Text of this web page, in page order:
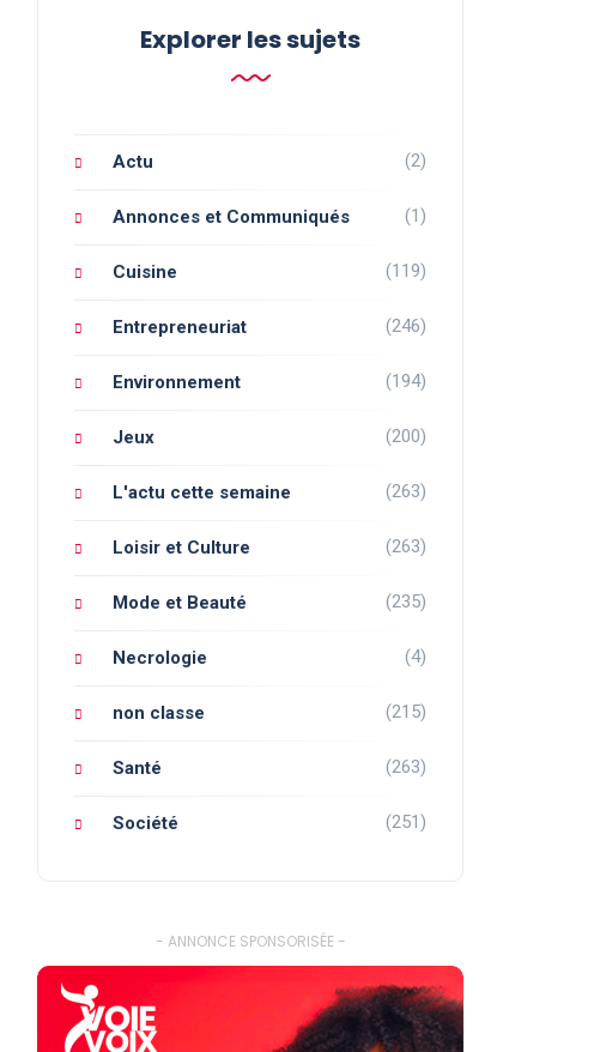
Explorer les sujets
Actu (2)
Annonces et Communiqués (1)
Cuisine (119)
Entrepreneuriat (246)
Environnement (194)
Jeux (200)
L'actu cette semaine (263)
Loisir et Culture (263)
Mode et Beauté (235)
Necrologie (4)
non classe (215)
Santé (263)
Société (251)
- ANNONCE SPONSORISÉE -